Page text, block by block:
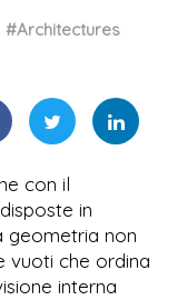
#Architectures
con il
in
geometria non
vuoti che ordina
interna